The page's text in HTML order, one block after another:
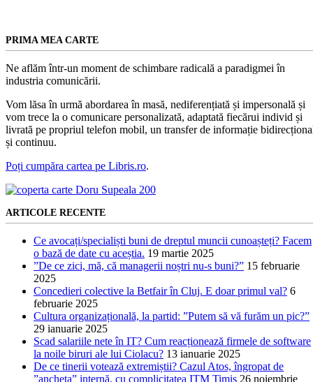
PRIMA MEA CARTE
Ne aflăm într-un moment de schimbare radicală a paradigmei în
industria comunicării.
Vom lăsa în urmă abordarea în masă, nediferențiată și impersonală și
vom trece la o comunicare personalizată, adaptată fiecărui individ și
livrată pe propriul telefon mobil, un transfer de informație
și continuu.
Poți cumpăra cartea pe Libris.ro.
ARTICOLE RECENTE
Ce avocați/specialiști buni de dreptul muncii cunoașteți? Facem
o bază de date cu aceștia. 19 martie 2025
”De ce zici, mă, că managerii noștri nu-s buni?” 15 februarie
2025
Concedieri colective la Betfair în Cluj. E doar primul val? 6
februarie 2025
Cultura organizațională, la partid: ”Putem să vă furăm un pic?”
29 ianuarie 2025
Scad salariile nete în IT? Cum reacționează firmele de software
la noile biruri ale lui Ciolacu? 13 ianuarie 2025
De ce tinerii votează extremiștii? Cazul Atos, îngropat de
”ancheta” internă, cu complicitatea ITM Timiș 26 noiembrie